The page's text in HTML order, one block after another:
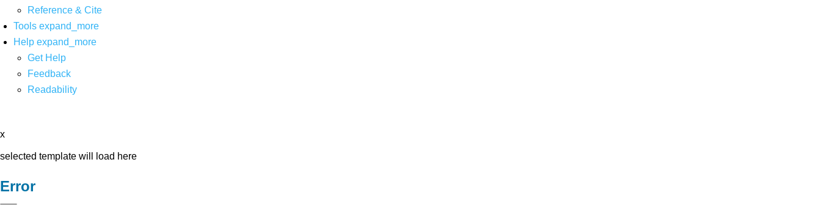
Reference & Cite
Tools expand_more
Help expand_more
Get Help
Feedback
Readability
x
selected template will load here
Error